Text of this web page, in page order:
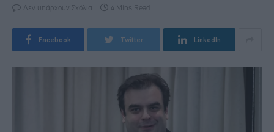
Δεν υπάρχουν Σχόλια 4 Mins Read
Facebook Twitter LinkedIn